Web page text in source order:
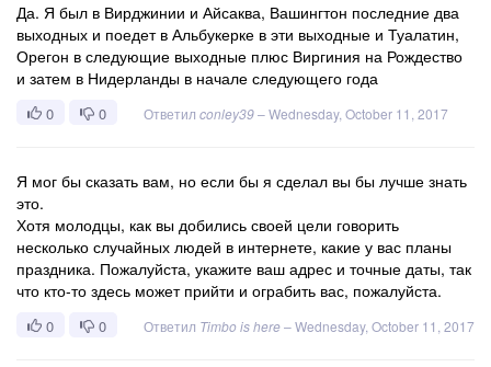
Да. Я был в Вирджинии и Айсаква, Вашингтон последние два
выходных и поедет в Альбукерке в эти выходные и Туалатин,
Орегон в следующие выходные плюс Виргиния на Рождество
и затем в Нидерланды в начале следующего года
0 0 Ответил conley39–Wednesday, October 11, 2017
Я мог бы сказать вам, но если бы я сделал вы бы лучше знать
это.
Хотя молодцы, как вы добились своей цели говорить
несколько случайных людей в интернете, какие у вас планы
праздника. Пожалуйста, укажите ваш адрес и точные даты, так
что кто-то здесь может прийти и ограбить вас, пожалуйста.
0 0 Ответил Timbo is here–Wednesday, October 11, 2017